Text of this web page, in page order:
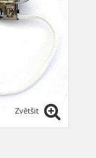
Zvětšit